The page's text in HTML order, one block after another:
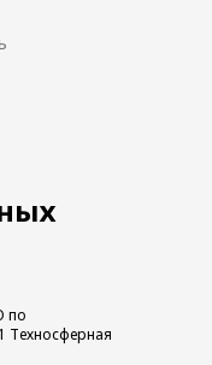
по
Техносферная